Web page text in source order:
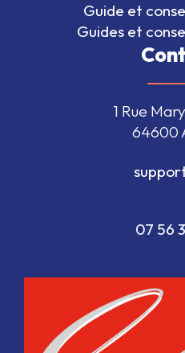
Guide et
Guides et
1 Rue
64600